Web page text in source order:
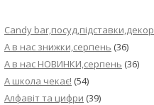
ДЛЯ
НА ОСНОВІ
Candy bar,посуд,підставки,декор
А в нас знижки,серпень (36)
А в нас НОВИНКИ,серпень (36)
А школа чекає! (54)
Алфавіт та цифри (39)